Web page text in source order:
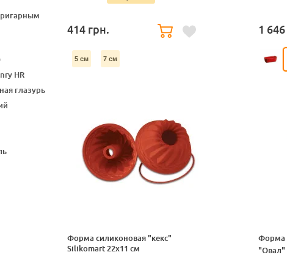
HR
глазурь
414 грн.
5 см 7 см
1 646
Форма силиконовая "кекс"
Silikomart 22х11 см
Форма
"Овал"